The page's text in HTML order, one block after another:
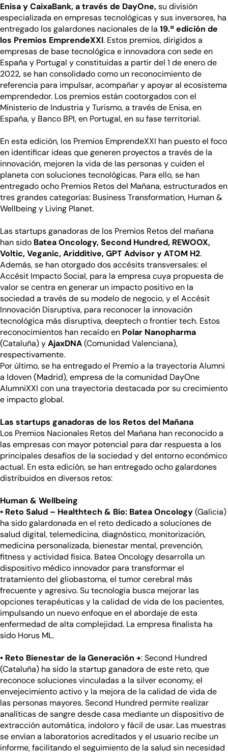
Enisa y CaixaBank, a través de DayOne,su división
especializada en empresas tecnológicas y sus inversores, ha
entregado los galardones nacionales de la 19.ª edición de
los Premios EmprendeXXI. Estos premios, dirigidos a
empresas de base tecnológica e innovadora con sede en
España y Portugal y constituidas a partir del 1 de enero de
2022, se han consolidado como un reconocimiento de
referencia para impulsar, acompañar y apoyar al ecosistema
emprendedor. Los premios están cootorgados con el
Ministerio de Industria y Turismo, a través de Enisa, en
España, y Banco BPI, en Portugal, en su fase territorial.
En esta edición, los Premios EmprendeXXI han puesto el foco
en identificar ideas que generen proyectos a través de la
innovación, mejoren la vida de las personas y cuiden el
planeta con soluciones tecnológicas. Para ello, se han
entregado ocho Premios Retos del Mañana, estructurados en
tres grandes categorías: Business Transformation, Human &
Wellbeing y Living Planet.
Las startups ganadoras de los Premios Retos del mañana
han sido Batea Oncology, Second Hundred, REWOOX,
Voltic, Veganic, Aridditive, GPT Advisor y ATOM H2.
Además, se han otorgado dos accésits transversales: el
Accésit Impacto Social, para la empresa cuya propuesta de
valor se centra en generar un impacto positivo en la
sociedad a través de su modelo de negocio, y el Accésit
Innovación Disruptiva, para reconocer la innovación
tecnológica más disruptiva, deeptech o frontier tech. Estos
reconocimientos han recaído en Polar Nanopharma
(Cataluña) yAjaxDNA(Comunidad Valenciana),
respectivamente.
Por último, se ha entregado el Premio a la trayectoria Alumni
a Idoven (Madrid), empresa de la comunidad DayOne
AlumniXXI con una trayectoria destacada por su crecimiento
e impacto global.
Las startups ganadoras de los Retos del Mañana
Los Premios Nacionales Retos del Mañana han reconocido a
las empresas con mayor potencial para dar respuesta a los
principales desafíos de la sociedad y del entorno económico
actual. En esta edición, se han entregado ocho galardones
distribuidos en diversos retos:
Human & Wellbeing
• Reto Salud – Healthtech & Bio: Batea Oncology(Galicia)
ha sido galardonada en el reto dedicado a soluciones de
salud digital, telemedicina, diagnóstico, monitorización,
medicina personalizada, bienestar mental, prevención,
fitness y actividad física. Batea Oncology desarrolla un
dispositivo médico innovador para transformar el
tratamiento del gliobastoma, el tumor cerebral más
frecuente y agresivo. Su tecnología busca mejorar las
opciones terapéuticas y la calidad de vida de los pacientes,
impulsando un nuevo enfoque en el abordaje de esta
enfermedad de alta complejidad. La empresa finalista ha
sido Horus ML.
• Reto Bienestar de la Generación +: Second Hundred
(Cataluña) ha sido la startup ganadora de este reto, que
reconoce soluciones vinculadas a la silver economy, el
envejecimiento activo y la mejora de la calidad de vida de
las personas mayores. Second Hundred permite realizar
analíticas de sangre desde casa mediante un dispositivo de
extracción automática, indoloro y fácil de usar. Las muestras
se envían a laboratorios acreditados y el usuario recibe un
informe, facilitando el seguimiento de la salud sin necesidad